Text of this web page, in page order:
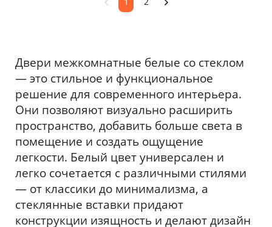
Двери межкомнатные белые со стеклом
— это стильное и функциональное
решение для современного интерьера.
Они позволяют визуально расширить
пространство, добавить больше света в
помещение и создать ощущение
легкости. Белый цвет универсален и
легко сочетается с различными стилями
— от классики до минимализма, а
стеклянные вставки придают
конструкции изящность и делают дизайн